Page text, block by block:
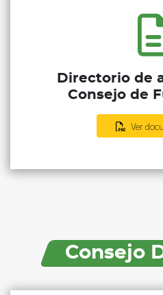
Directorio de
Consejo de
Ver
Consejo